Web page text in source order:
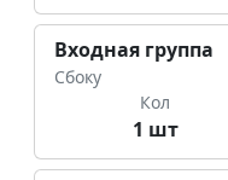
Входная группа
Сбоку
Кол
1 шт